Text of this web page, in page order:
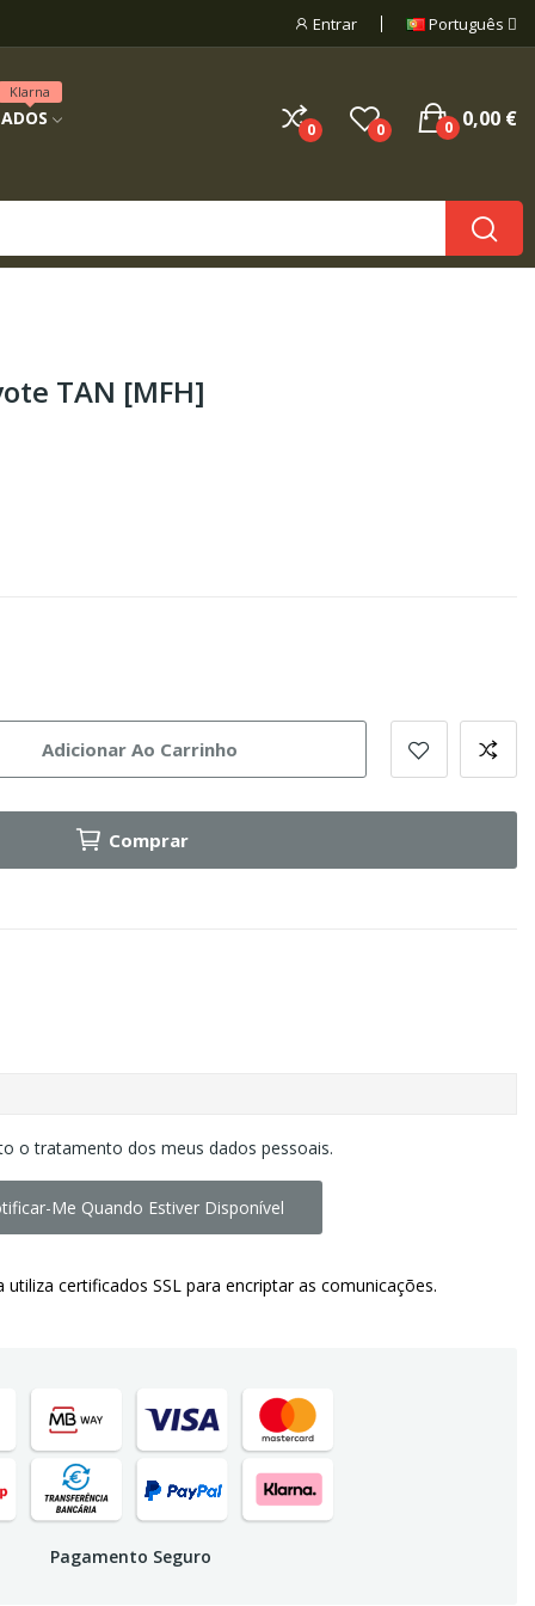
Entrar Português
Klarna
0 0 0,00 €
0
TAN [MFH]
Adicionar Ao Carrinho
Comprar
o tratamento dos meus dados pessoais.
Me Quando Estiver Disponível
utiliza certificados SSL para encriptar as comunicações.
Pagamento Seguro